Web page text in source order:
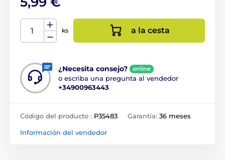
ks a la cesta
¿Necesita consejo? online
o escriba una pregunta al vendedor
+34900963443
Código del producto : P35483 Garantía: 36 meses
Información del vendedor